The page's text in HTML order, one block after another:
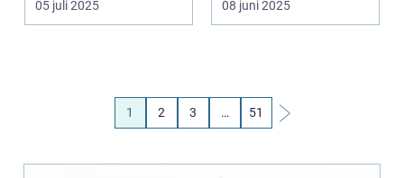
05 juli 2025 08 juni 2025
1 2 3 … 51